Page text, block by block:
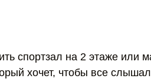
спортзал на 2 этаже или
хочет, чтобы все